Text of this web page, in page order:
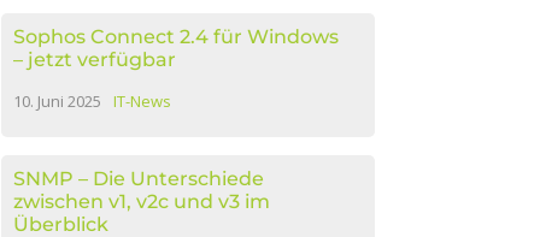
Sophos Connect 2.4 für Windows
– jetzt verfügbar
10. Juni 2025 IT-News
SNMP – Die Unterschiede
zwischen v1, v2c und v3 im
Überblick